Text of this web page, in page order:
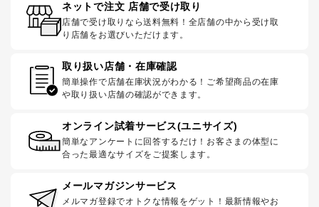
ネットで注文 店舗で受け取り
店舗で受け取りなら送料無料！全店舗の中から受け取
り店舗をお選びいただけます。
取り扱い店舗・在庫確認
簡単操作で店舗在庫状況がわかる！ご希望商品の在庫
や取り扱い店舗の確認ができます。
オンライン試着サービス(ユニサイズ)
簡単なアンケートに回答するだけ！お客さまの体型に
合った最適なサイズをご提案します。
メールマガジンサービス
メルマガ登録でオトクな情報をゲット！最新情報やお